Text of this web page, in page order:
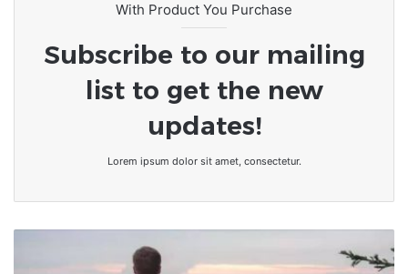
With Product You Purchase
Subscribe to our mailing
list to get the new
updates!
Lorem ipsum dolor sit amet, consectetur.